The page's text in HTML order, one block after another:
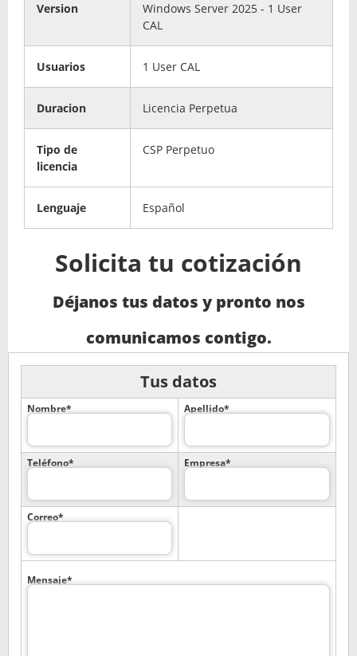
Version
Windows Server 2025 - 1 User
CAL
Usuarios 1 User CAL
Duracion Licencia Perpetua
Tipo de
licencia
CSP Perpetuo
Lenguaje Español
Solicita tu cotización
Déjanos tus datos y pronto nos
comunicamos contigo.
Tus datos
Nombre* Apellido*
Teléfono* Empresa*
Correo*
Mensaje*